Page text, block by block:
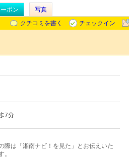
ポン
写真
クチコミを書く
チェックイン
7分
際は「湘南ナビ！を見た」とお伝えいた
。